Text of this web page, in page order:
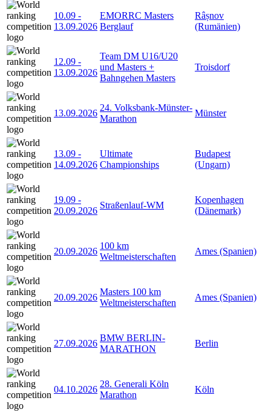
10.09 -
13.09.2026
EMORRC Masters
Berglauf
Râșnov
(Rumänien)
12.09 -
13.09.2026
Team DM U16/U20
und Masters +
Bahngehen Masters
Troisdorf
13.09.2026
24. Volksbank-Münster-
Marathon
Münster
13.09 -
14.09.2026
Ultimate
Championships
Budapest
(Ungarn)
19.09 -
20.09.2026
Straßenlauf-WM
Kopenhagen
(Dänemark)
20.09.2026
100 km
Weltmeisterschaften
Ames (Spanien)
20.09.2026
Masters 100 km
Weltmeisterschaften
Ames (Spanien)
27.09.2026
BMW BERLIN-
MARATHON
Berlin
04.10.2026
28. Generali Köln
Marathon
Köln